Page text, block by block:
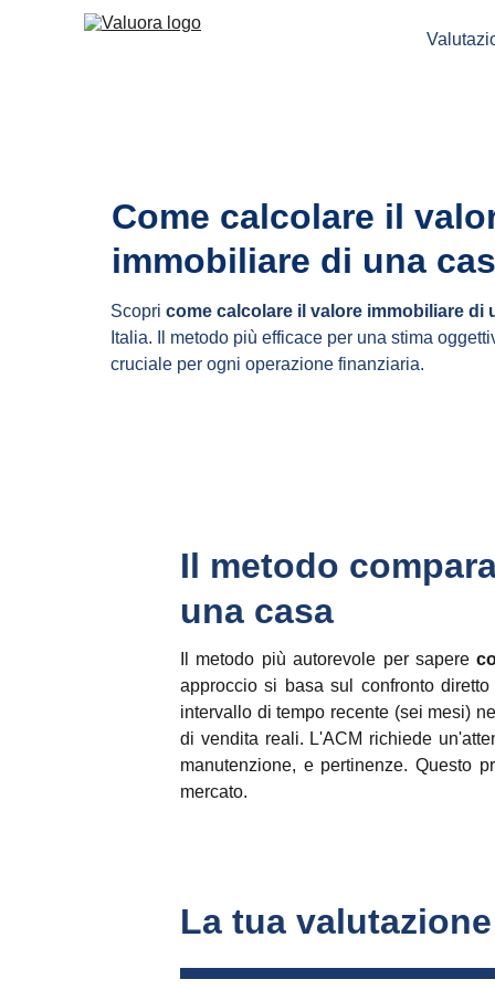
Scopri come calcolare il valore immobiliare di
Italia. Il metodo più efficace per una stima
cruciale per ogni operazione finanziaria.
Come calcolare il
immobiliare di una
Il metodo
una casa
Il metodo più autorevole per sapere
approccio si basa sul confronto
intervallo di tempo recente (sei mesi)
di vendita reali. L'ACM richiede
manutenzione, e pertinenze. Questo
mercato.
La tua